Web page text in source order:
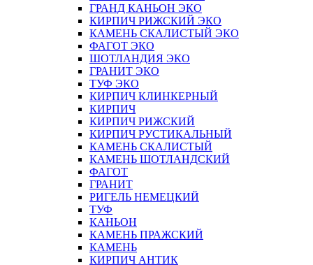
ГРАНД КАНЬОН ЭКО
КИРПИЧ РИЖСКИЙ ЭКО
КАМЕНЬ СКАЛИСТЫЙ ЭКО
ФАГОТ ЭКО
ШОТЛАНДИЯ ЭКО
ГРАНИТ ЭКО
ТУФ ЭКО
КИРПИЧ КЛИНКЕРНЫЙ
КИРПИЧ
КИРПИЧ РИЖСКИЙ
КИРПИЧ РУСТИКАЛЬНЫЙ
КАМЕНЬ СКАЛИСТЫЙ
КАМЕНЬ ШОТЛАНДСКИЙ
ФАГОТ
ГРАНИТ
РИГЕЛЬ НЕМЕЦКИЙ
ТУФ
КАНЬОН
КАМЕНЬ ПРАЖСКИЙ
КАМЕНЬ
КИРПИЧ АНТИК